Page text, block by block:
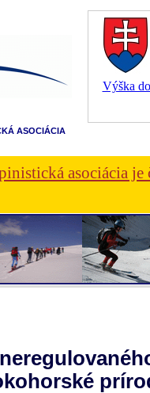
Výška
ASOCIÁCIA
asociácia